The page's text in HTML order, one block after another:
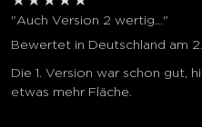
"Auch Version 2 wertig..."
Bewertet in Deutschland am
Die 1. Version war schon gut,
etwas mehr Fläche.